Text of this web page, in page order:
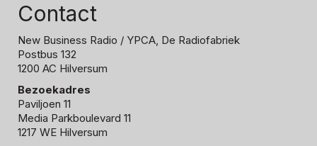
Contact
New Business Radio / YPCA, De Radiofabriek
Postbus 132
1200 AC Hilversum
Bezoekadres
Paviljoen 11
Media Parkboulevard 11
1217 WE Hilversum